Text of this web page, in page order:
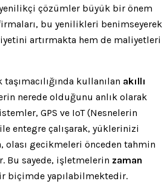
çözümler büyük bir önem
bu yenilikleri benimseyerek
artırmakta hem de maliyetleri
kullanılan akıllı
nerede olduğunu anlık olarak
GPS ve IoT (Nesnelerin
entegre çalışarak, yüklerinizi
olası gecikmeleri önceden tahmin
Bu sayede, işletmelerin zaman
biçimde yapılabilmektedir.